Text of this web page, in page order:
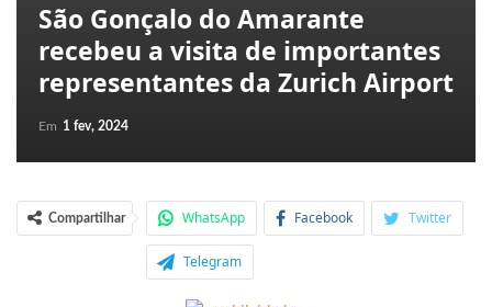
São Gonçalo do Amarante
recebeu a visita de importantes
representantes da Zurich Airport
Em 1 fev, 2024
Compartilhar WhatsApp Facebook Twitter
Telegram